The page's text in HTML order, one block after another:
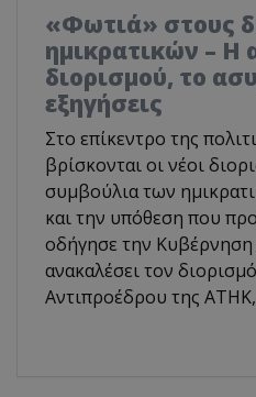
«Φωτιά» στους
ημικρατικών – Η
διορισμού, το
εξηγήσεις
Στο επίκεντρο της
βρίσκονται οι νέοι
συμβούλια των
και την υπόθεση που
οδήγησε την
ανακαλέσει τον
Αντιπροέδρου της